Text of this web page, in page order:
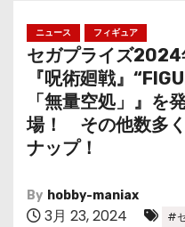
ニュース フィギュア
セガプライズ
『呪術廻戦』
「無量空処」』を
場！ その他数多
ナップ！
By hobby-maniax
3月 23, 2024 #